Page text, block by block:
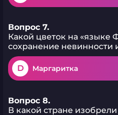
Вопрос 7.
Какой цветок на «языке
сохранение невинности
D Маргаритка
Вопрос 8.
В какой стране